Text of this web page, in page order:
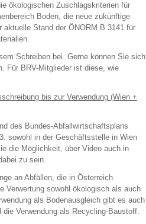
ökologischen Zuschlagskriterien für
Boden, die neue zukünftige
aktuelle Stand der ÖNORM B 3141 für
Schreiben bei. Gerne können Sie sich
Für BRV-Mitglieder ist diese, wie
bis zur Verwendung (Wien +
des Bundes-Abfallwirtschaftsplans
sowohl in der Geschäftsstelle in Wien
die Möglichkeit, über Video auch in
zu sein.
an Abfällen, die in Österreich
Verwertung sowohl ökologisch als auch
als Bodenausgleich gibt es auch
Verwendung als Recycling-Baustoff.